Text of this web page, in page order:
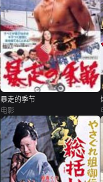
暴走的季节
电影